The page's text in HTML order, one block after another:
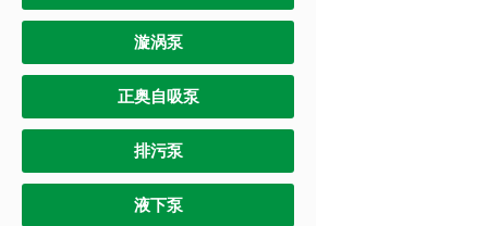
漩涡泵
正奥自吸泵
排污泵
液下泵